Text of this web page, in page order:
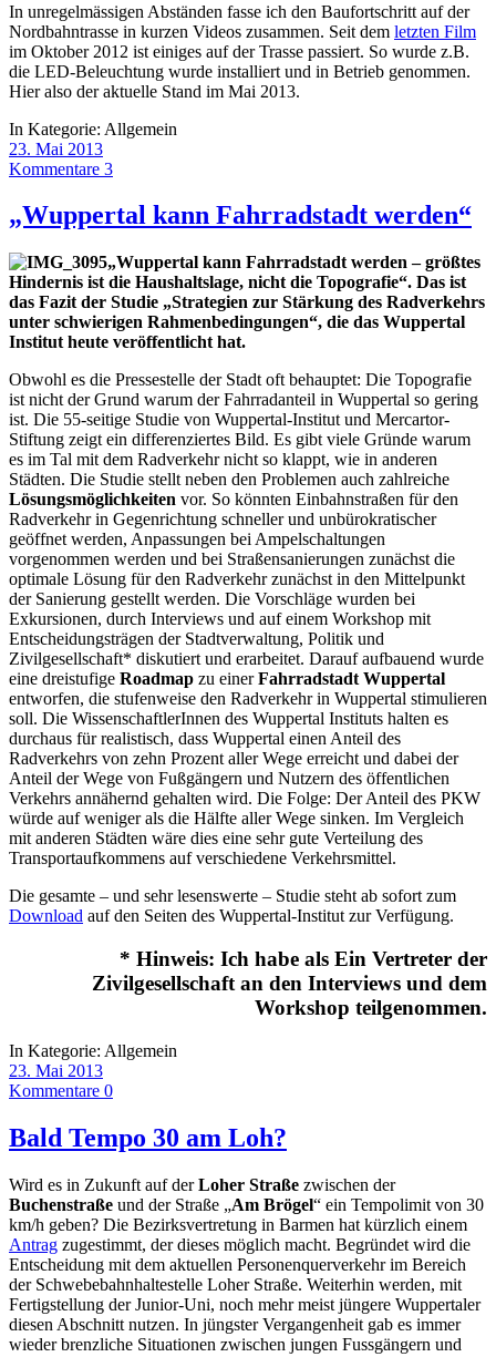
In unregelmässigen Abständen fasse ich den Baufortschritt auf der
Nordbahntrasse in kurzen Videos zusammen. Seit dem letzten Film
im Oktober 2012 ist einiges auf der Trasse passiert. So wurde z.B.
die LED-Beleuchtung wurde installiert und in Betrieb genommen.
Hier also der aktuelle Stand im Mai 2013.
In Kategorie: Allgemein
23. Mai 2013
Kommentare 3
„Wuppertal kann Fahrradstadt werden“
„Wuppertal kann Fahrradstadt werden – größtes
Hindernis ist die Haushaltslage, nicht die Topografie“. Das ist
das Fazit der Studie „Strategien zur Stärkung des Radverkehrs
unter schwierigen Rahmenbedingungen“, die das Wuppertal
Institut heute veröffentlicht hat.
Obwohl es die Pressestelle der Stadt oft behauptet: Die Topografie
ist nicht der Grund warum der Fahrradanteil in Wuppertal so gering
ist. Die 55-seitige Studie von Wuppertal-Institut und Mercartor-
Stiftung zeigt ein differenziertes Bild. Es gibt viele Gründe warum
es im Tal mit dem Radverkehr nicht so klappt, wie in anderen
Städten. Die Studie stellt neben den Problemen auch zahlreiche
Lösungsmöglichkeiten vor. So könnten Einbahnstraßen für den
Radverkehr in Gegenrichtung schneller und unbürokratischer
geöffnet werden, Anpassungen bei Ampelschaltungen
vorgenommen werden und bei Straßensanierungen zunächst die
optimale Lösung für den Radverkehr zunächst in den Mittelpunkt
der Sanierung gestellt werden. Die Vorschläge wurden bei
Exkursionen, durch Interviews und auf einem Workshop mit
Entscheidungsträgen der Stadtverwaltung, Politik und
Zivilgesellschaft* diskutiert und erarbeitet. Darauf aufbauend wurde
eine dreistufige Roadmap zu einerFahrradstadt Wuppertal
entworfen, die stufenweise den Radverkehr in Wuppertal stimulieren
soll. Die WissenschaftlerInnen des Wuppertal Instituts halten es
durchaus für realistisch, dass Wuppertal einen Anteil des
Radverkehrs von zehn Prozent aller Wege erreicht und dabei der
Anteil der Wege von Fußgängern und Nutzern des öffentlichen
Verkehrs annähernd gehalten wird. Die Folge: Der Anteil des PKW
würde auf weniger als die Hälfte aller Wege sinken. Im Vergleich
mit anderen Städten wäre dies eine sehr gute Verteilung des
Transportaufkommens auf verschiedene Verkehrsmittel.
Die gesamte – und sehr lesenswerte – Studie steht ab sofort zum
Download auf den Seiten des Wuppertal-Institut zur Verfügung.
* Hinweis: Ich habe als Ein Vertreter der
Zivilgesellschaft an den Interviews und dem
Workshop teilgenommen.
In Kategorie: Allgemein
23. Mai 2013
Kommentare 0
Bald Tempo 30 am Loh?
Wird es in Zukunft auf derLoher Straße zwischen der
Buchenstraße und der Straße „Am Brögel“ ein Tempolimit von 30
km/h geben? Die Bezirksvertretung in Barmen hat kürzlich einem
Antrag zugestimmt, der dieses möglich macht. Begründet wird die
Entscheidung mit dem aktuellen Personenquerverkehr im Bereich
der Schwebebahnhaltestelle Loher Straße. Weiterhin werden, mit
Fertigstellung der Junior-Uni, noch mehr meist jüngere Wuppertaler
diesen Abschnitt nutzen. In jüngster Vergangenheit gab es immer
wieder brenzliche Situationen zwischen jungen Fussgängern und